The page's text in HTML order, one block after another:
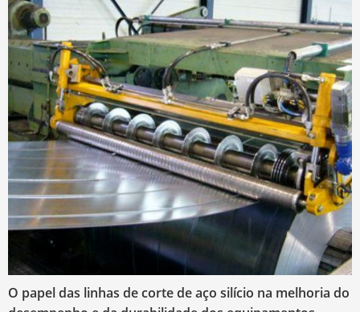
O papel das linhas de corte de aço silício na melhoria do